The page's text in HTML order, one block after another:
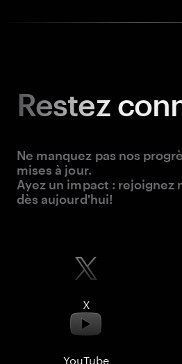
Restez
Ne manquez pas nos
mises à jour.
Ayez un impact : rejoignez
dès aujourd'hui!
X
YouTube